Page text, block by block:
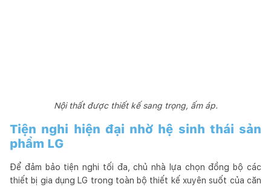
Nội thất được thiết kế sang trọng, ấm áp.
Tiện nghi hiện đại nhờ hệ sinh thái sản
phẩm LG
Để đảm bảo tiện nghi tối đa, chủ nhà lựa chọn đồng bộ các
thiết bị gia dụng LG trong toàn bộ thiết kế xuyên suốt của căn